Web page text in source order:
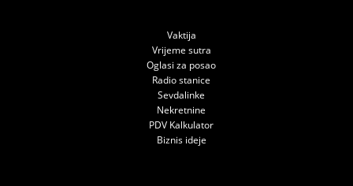
Vaktija
Vrijeme sutra
Oglasi za posao
Radio stanice
Sevdalinke
Nekretnine
PDV Kalkulator
Biznis ideje